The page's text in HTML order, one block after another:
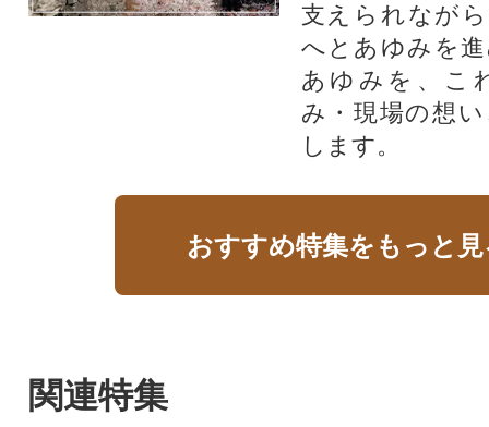
支えられなが
へとあゆみを
あゆみを、こ
み・現場の想
します。
おすすめ特集をもっと
関連特集